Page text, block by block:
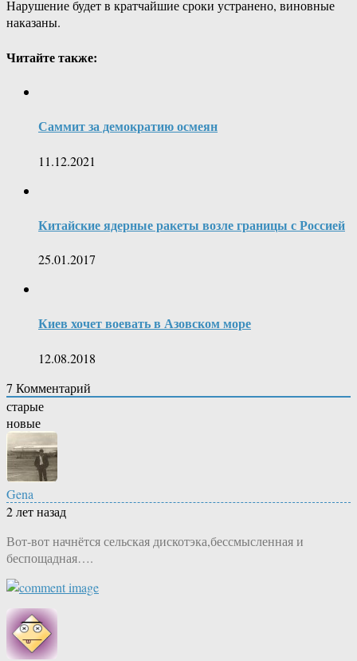
Нарушение будет в кратчайшие сроки устранено, виновные
наказаны.
Читайте также:
Саммит за демократию осмеян
11.12.2021
Китайские ядерные ракеты возле границы с Россией
25.01.2017
Киев хочет воевать в Азовском море
12.08.2018
7 Комментарий
старые
новые
Gena
2 лет назад
Вот-вот начнётся сельская дискотэка,бессмысленная и
беспощадная….